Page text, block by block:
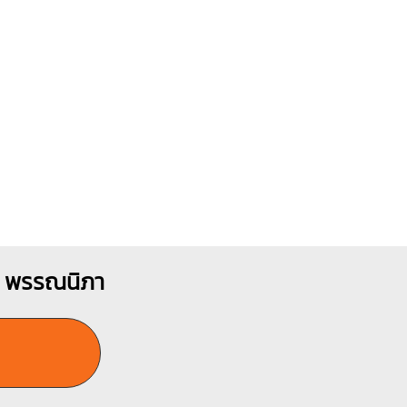
พรรณนิภา